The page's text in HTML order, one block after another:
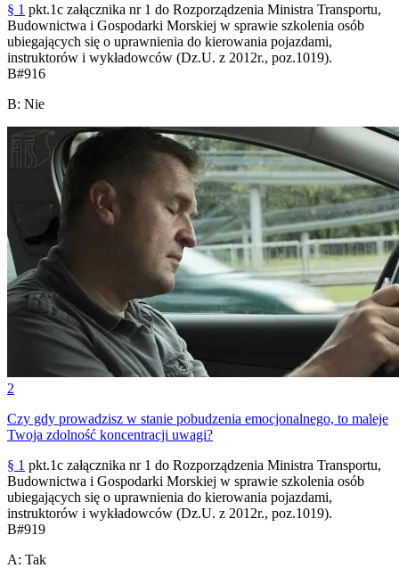
§ 1 pkt.1c załącznika nr 1 do Rozporządzenia Ministra Transportu,
Budownictwa i Gospodarki Morskiej w sprawie szkolenia osób
ubiegających się o uprawnienia do kierowania pojazdami,
instruktorów i wykładowców (Dz.U. z 2012r., poz.1019).
B#916
B: Nie
2
Czy gdy prowadzisz w stanie pobudzenia emocjonalnego, to maleje
Twoja zdolność koncentracji uwagi?
§ 1 pkt.1c załącznika nr 1 do Rozporządzenia Ministra Transportu,
Budownictwa i Gospodarki Morskiej w sprawie szkolenia osób
ubiegających się o uprawnienia do kierowania pojazdami,
instruktorów i wykładowców (Dz.U. z 2012r., poz.1019).
B#919
A: Tak